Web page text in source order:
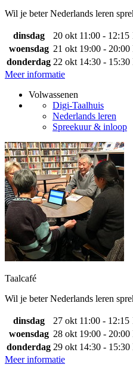
Wil je beter Nederlands leren
dinsdag 20 okt 11:00 - 12:15
woensdag 21 okt 19:00 - 20:00
donderdag 22 okt 14:30 - 15:30
Meer informatie
Volwassenen
Digi-Taalhuis
Nederlands leren
Spreekuur & inloop
Taalcafé
Wil je beter Nederlands leren
dinsdag 27 okt 11:00 - 12:15
woensdag 28 okt 19:00 - 20:00
donderdag 29 okt 14:30 - 15:30
Meer informatie